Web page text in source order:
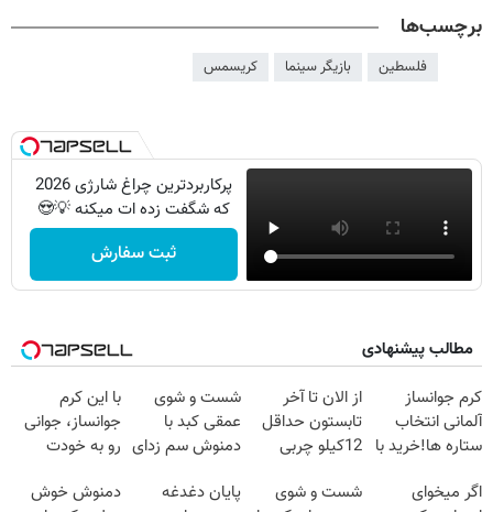
برچسب‌ها
فلسطین بازیگر سینما کریسمس
پرکاربردترین چراغ شارژی 2026
که شگفت زده ات میکنه 💡😍
ثبت سفارش
مطالب پیشنهادی
کرم جوانساز
آلمانی انتخاب
ستاره ها!خرید با
از الان تا آخر
تابستون حداقل
12کیلو چربی
شست و شوی
عمقی کبد با
دمنوش سم زدای
با این کرم
جوانساز، جوانی
رو به خودت
تخفیف)
اگر میخوای
شست و شوی
پایان دغدغه
دمنوش خوش